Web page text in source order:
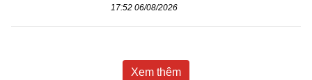
17:52 06/08/2026
Xem thêm